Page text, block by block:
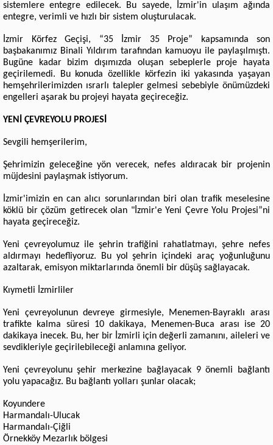
sistemlere entegre edilecek. Bu sayede, İzmir'in ulaşım ağında
entegre, verimli ve hızlı bir sistem oluşturulacak.
İzmir Körfez Geçişi, “35 İzmir 35 Proje” kapsamında son
başbakanımız Binali Yıldırım tarafından kamuoyu ile paylaşılmıştı.
Bugüne kadar bizim dışımızda oluşan sebeplerle proje hayata
geçirilemedi. Bu konuda özellikle körfezin iki yakasında yaşayan
hemşehrilerimizden ısrarlı talepler gelmesi sebebiyle önümüzdeki
engelleri aşarak bu projeyi hayata geçireceğiz.
YENİ ÇEVREYOLU PROJESİ
Sevgili hemşerilerim,
Şehrimizin geleceğine yön verecek, nefes aldıracak bir projenin
müjdesini paylaşmak istiyorum.
İzmir'imizin en can alıcı sorunlarından biri olan trafik meselesine
köklü bir çözüm getirecek olan "İzmir'e Yeni Çevre Yolu Projesi”ni
hayata geçireceğiz.
Yeni çevreyolumuz ile şehrin trafiğini rahatlatmayı, şehre nefes
aldırmayı hedefliyoruz. Bu yol şehrin içindeki araç yoğunluğunu
azaltarak, emisyon miktarlarında önemli bir düşüş sağlayacak.
Kıymetli İzmirliler
Yeni çevreyolunun devreye girmesiyle, Menemen-Bayraklı arası
trafikte kalma süresi 10 dakikaya, Menemen-Buca arası ise 20
dakikaya inecek. Bu, her bir İzmirli için değerli zamanını, aileleri ve
sevdikleriyle geçirilebileceği anlamına geliyor.
Yeni çevreyolunu şehir merkezine bağlayacak 9 önemli bağlantı
yolu yapacağız. Bu bağlantı yolları şunlar olacak;
Koyundere
Harmandalı-Ulucak
Harmandalı-Çiğli
Örnekköy Mezarlık bölgesi